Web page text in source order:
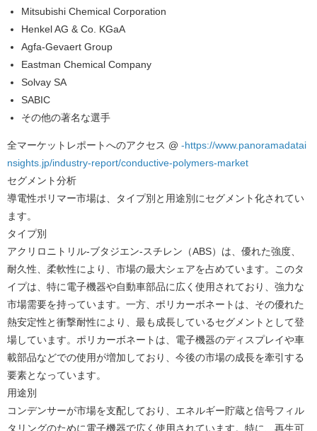
Mitsubishi Chemical Corporation
Henkel AG & Co. KGaA
Agfa-Gevaert Group
Eastman Chemical Company
Solvay SA
SABIC
その他の著名な選手
全マーケットレポートへのアクセス @ -https://www.panoramadatai
nsights.jp/industry-report/conductive-polymers-market
セグメント分析
導電性ポリマー市場は、タイプ別と用途別にセグメント化されてい
ます。
タイプ別
アクリロニトリル-ブタジエン-スチレン（ABS）は、優れた強度、
耐久性、柔軟性により、市場の最大シェアを占めています。このタ
イプは、特に電子機器や自動車部品に広く使用されており、強力な
市場需要を持っています。一方、ポリカーボネートは、その優れた
熱安定性と衝撃耐性により、最も成長しているセグメントとして登
場しています。ポリカーボネートは、電子機器のディスプレイや車
載部品などでの使用が増加しており、今後の市場の成長を牽引する
要素となっています。
用途別
コンデンサーが市場を支配しており、エネルギー貯蔵と信号フィル
タリングのために電子機器で広く使用されています。特に、再生可